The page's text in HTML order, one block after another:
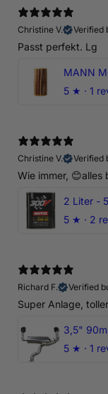
Christine V.
Verified
Passt perfekt. Lg
5 ★ · 1
Christine V.
Verified
Wie immer, 😊alles
5 ★ · 2
Richard F.
Verified
Super Anlage,
5 ★ · 1